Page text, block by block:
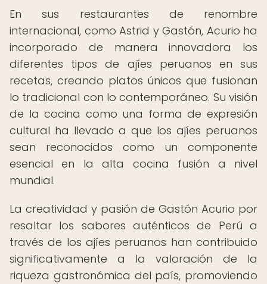
En sus restaurantes de renombre
internacional, como Astrid y Gastón, Acurio ha
incorporado de manera innovadora los
diferentes tipos de ajíes peruanos en sus
recetas, creando platos únicos que fusionan
lo tradicional con lo contemporáneo. Su visión
de la cocina como una forma de expresión
cultural ha llevado a que los ajíes peruanos
sean reconocidos como un componente
esencial en la alta cocina fusión a nivel
mundial.
La creatividad y pasión de Gastón Acurio por
resaltar los sabores auténticos de Perú a
través de los ajíes peruanos han contribuido
significativamente a la valoración de la
riqueza gastronómica del país, promoviendo